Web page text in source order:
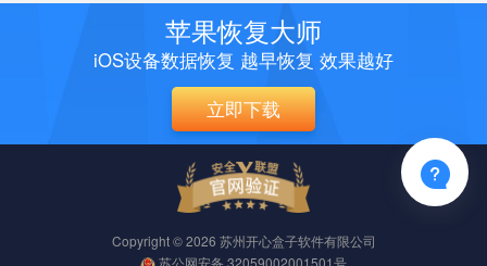
苹果恢复大师
iOS设备数据恢复 越早恢复 效果越好
立即下载
Copyright © 2026 苏州开心盒子软件有限公司
